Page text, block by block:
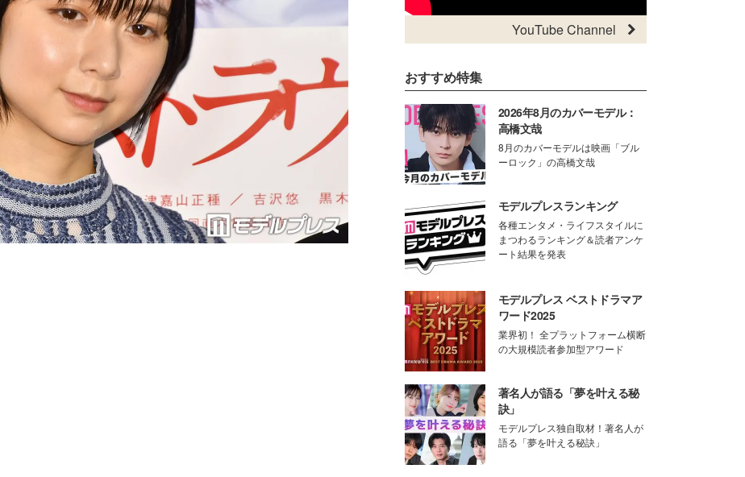
YouTube Channel
おすすめ特集
2026年8月のカバーモデル：
高橋文哉
8月のカバーモデルは映画「ブル
ーロック」の高橋文哉
モデルプレスランキング
各種エンタメ・ライフスタイルに
まつわるランキング＆読者アンケ
ート結果を発表
モデルプレス ベストドラマア
ワード2025
業界初！ 全プラットフォーム横断
の大規模読者参加型アワード
著名人が語る「夢を叶える秘
訣」
モデルプレス独自取材！著名人が
語る「夢を叶える秘訣」